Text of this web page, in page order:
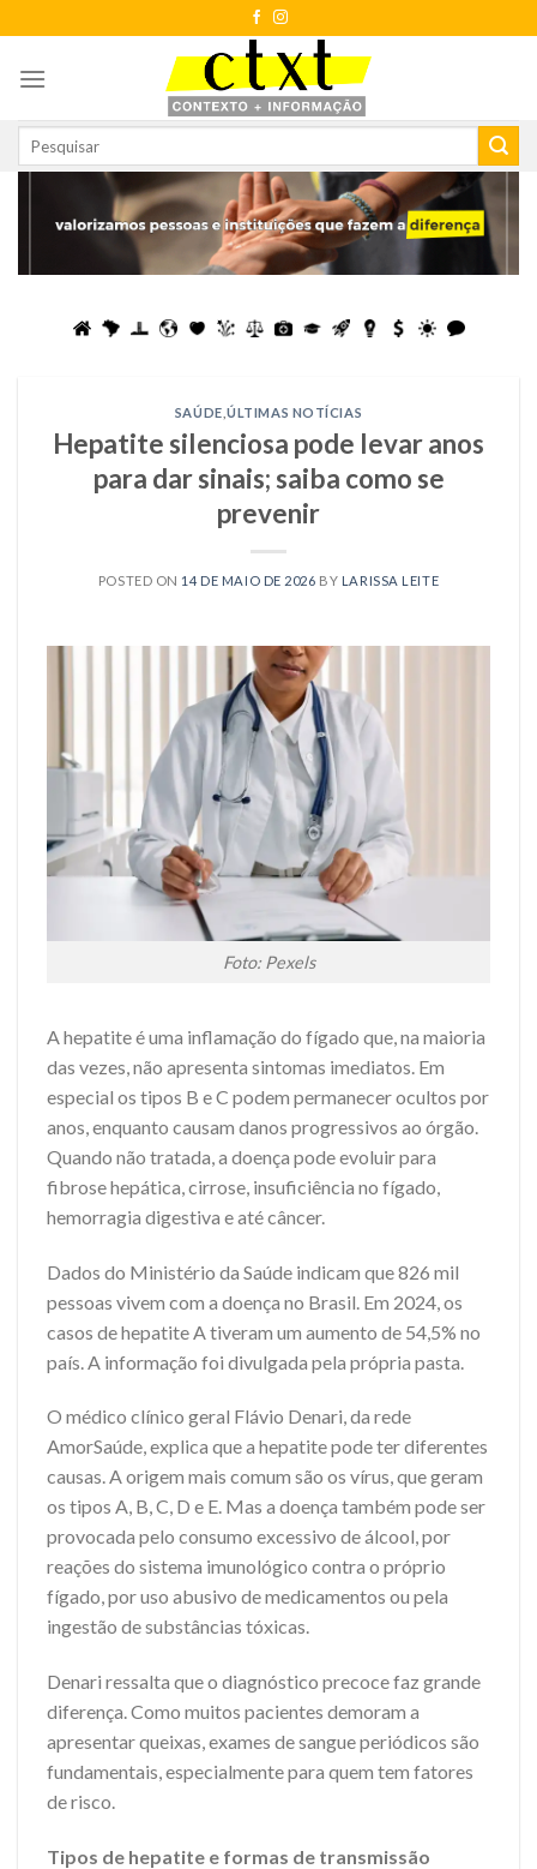
to
content
SAÚDE ,ÚLTIMAS NOTÍCIAS
Hepatite silenciosa pode levar anos
para dar sinais; saiba como se
prevenir
POSTED ON 14 DE MAIO DE 2026 BY LARISSA LEITE
Foto: Pexels
A hepatite é uma inflamação do fígado que, na maioria
das vezes, não apresenta sintomas imediatos. Em
especial os tipos B e C podem permanecer ocultos por
anos, enquanto causam danos progressivos ao órgão.
Quando não tratada, a doença pode evoluir para
fibrose hepática, cirrose, insuficiência no fígado,
hemorragia digestiva e até câncer.
Dados do Ministério da Saúde indicam que 826 mil
pessoas vivem com a doença no Brasil. Em 2024, os
casos de hepatite A tiveram um aumento de 54,5% no
país. A informação foi divulgada pela própria pasta.
O médico clínico geral Flávio Denari, da rede
AmorSaúde, explica que a hepatite pode ter diferentes
causas. A origem mais comum são os vírus, que geram
os tipos A, B, C, D e E. Mas a doença também pode ser
provocada pelo consumo excessivo de álcool, por
reações do sistema imunológico contra o próprio
fígado, por uso abusivo de medicamentos ou pela
ingestão de substâncias tóxicas.
Denari ressalta que o diagnóstico precoce faz grande
diferença. Como muitos pacientes demoram a
apresentar queixas, exames de sangue periódicos são
fundamentais, especialmente para quem tem fatores
de risco.
Tipos de hepatite e formas de transmissão